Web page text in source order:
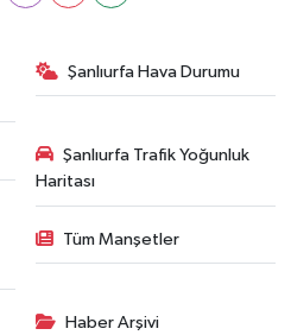
Şanlıurfa Hava Durumu
Şanlıurfa Trafik Yoğunluk
Haritası
Tüm Manşetler
Haber Arşivi